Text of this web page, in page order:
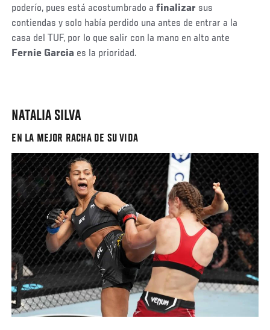
poderío, pues está acostumbrado a finalizar sus
contiendas y solo había perdido una antes de entrar a la
casa del TUF, por lo que salir con la mano en alto ante
Fernie Garcia es la prioridad.
NATALIA SILVA
EN LA MEJOR RACHA DE SU VIDA